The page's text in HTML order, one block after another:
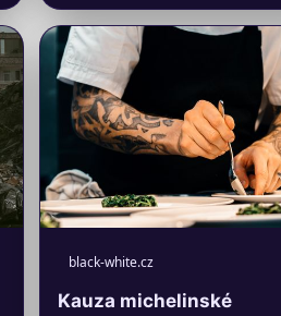
black-white.cz
Kauza michelinské